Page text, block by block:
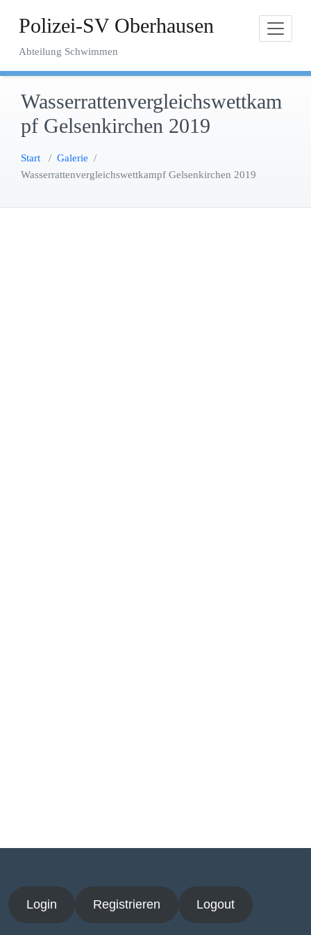
InhaltPolizei-SV Oberhausen
Abteilung Schwimmen
Wasserrattenvergleichswettkam
pf Gelsenkirchen 2019
Start / Galerie /
Wasserrattenvergleichswettkampf Gelsenkirchen 2019
Login Registrieren Logout